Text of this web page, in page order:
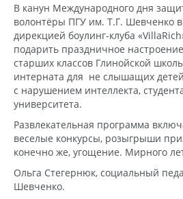
В канун Международного дня
волонтёры ПГУ им. Т.Г. Шевченко в
дирекцией боулинг-клуба
подарить праздничное
старших классов Глинойской
интерната для не слышащих
с нарушением интеллекта,
университета.
Развлекательная программа
веселые конкурсы, розыгрыши
конечно же, угощение. Мирного
Ольга Стегернюк, социальный
Шевченко.